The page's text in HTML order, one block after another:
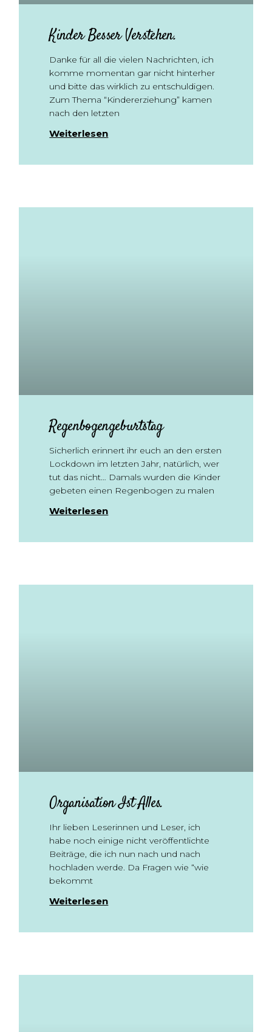
Kinder Besser Verstehen.
Danke für all die vielen Nachrichten, ich
komme momentan gar nicht hinterher
und bitte das wirklich zu entschuldigen.
Zum Thema “Kindererziehung” kamen
nach den letzten
Weiterlesen
Regenbogengeburtstag
Sicherlich erinnert ihr euch an den ersten
Lockdown im letzten Jahr, natürlich, wer
tut das nicht… Damals wurden die Kinder
gebeten einen Regenbogen zu malen
Weiterlesen
Organisation Ist Alles.
Ihr lieben Leserinnen und Leser, ich
habe noch einige nicht veröffentlichte
Beiträge, die ich nun nach und nach
hochladen werde. Da Fragen wie “wie
bekommt
Weiterlesen